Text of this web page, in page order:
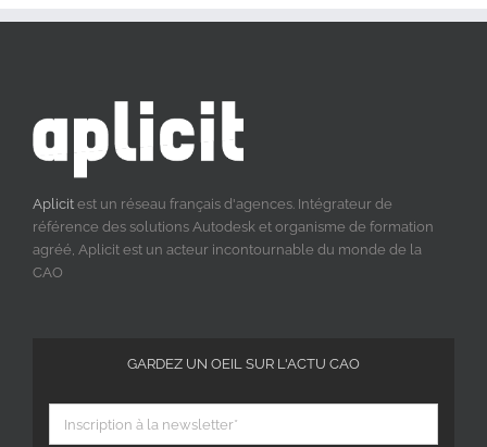
Aplicit est un réseau français d'agences. Intégrateur de
référence des solutions Autodesk et organisme de formation
agréé, Aplicit est un acteur incontournable du monde de la
CAO
GARDEZ UN OEIL SUR L'ACTU CAO